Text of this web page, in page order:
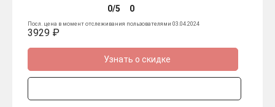
0/5 0
Посл. цена в момент отслеживания пользователями 03.04.2024
3929 ₽
Узнать о скидке